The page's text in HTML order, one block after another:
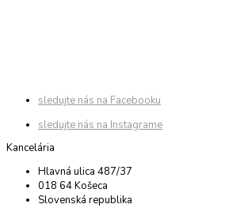
sledujte nás na Facebooku
sledujte nás na Instagrame
Kancelária
Hlavná ulica 487/37
018 64 Košeca
Slovenská republika